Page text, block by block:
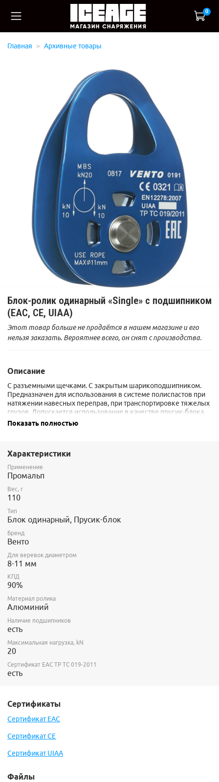
0
Главная Архивные товары
Блок-ролик одинарный «Single» с подшипником
(ЕАС, CE, UIAA)
Этот товар больше не продаётся в нашем магазине и его
нельзя заказать. Вероятнее всего, он снят с производства.
Описание
С разъемными щечками. С закрытым шарикоподшипником.
Предназначен для использования в системе полиспастов при
натяжении навесных переправ, при транспортировке тяжелых
грузов. Допускается использование в качестве прусик-блока.
Показать полностью
Характеристики
Применение
Промальп
Вес, г
110
Тип
Блок одинарный, Прусик-блок
Бренд
Венто
Для веревок диаметром
8-11 мм
КПД
90%
Материал ролика
Алюминий
Наличие подшипников
есть
Максимальная нагрузка, kN
20
Сертификат ЕАС ТР ТС 019-2011
есть
Сертификаты
Сертификат ЕАС
Сертификат CE
Сертификат UIAA
Файлы